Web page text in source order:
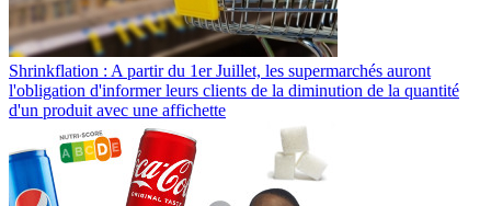
Shrinkflation : A partir du 1er Juillet, les supermarchés auront
l'obligation d'informer leurs clients de la diminution de la quantité
d'un produit avec une affichette